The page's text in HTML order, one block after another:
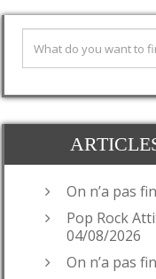
On n’a pas
Pop Rock
04/08/2026
On n’a pas